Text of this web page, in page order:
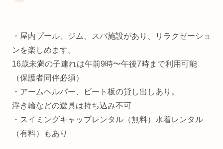
・屋内プール、ジム、スパ施設があり、リラクゼーショ
ンを楽しめます。
16歳未満の子連れは午前9時〜午後7時まで利用可能
（保護者同伴必須）
・アームヘルパー、ビート板の貸し出しあり。
浮き輪などの遊具は持ち込み不可
・スイミングキャップレンタル（無料）水着レンタル
（有料）もあり